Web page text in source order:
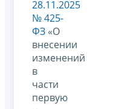
28.11.2025
№ 425-
ФЗ «О
внесении
изменений
в
части
первую